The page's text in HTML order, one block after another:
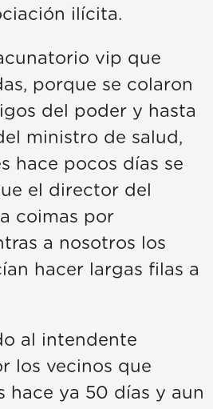
ilícita.
vip que
porque se colaron
del poder y hasta
ministro de salud,
hace pocos días se
el director del
coimas por
a nosotros los
hacer largas filas a
al intendente
los vecinos que
hace ya 50 días y aun